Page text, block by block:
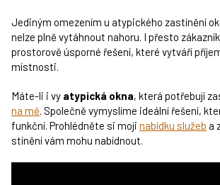
Jediným omezením u atypického zastínění
nelze plně vytáhnout nahoru. I přesto
prostorově úsporné řešení, které vytváří
místnosti.
Máte-li i vy atypická okna, která potřebují
na mě. Společně vymyslíme ideální řešení,
funkční. Prohlédněte si moji nabídku služeb a
stínění vám mohu nabídnout.